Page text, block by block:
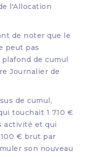
l'Allocation
de noter que le
peut pas
de cumul
Journalier de
de cumul,
touchait 1 710 €
activité et qui
€ brut par
son nouveau